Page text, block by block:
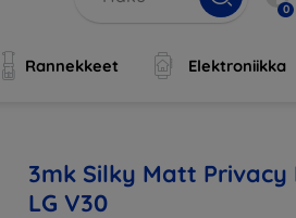
0
Rannekkeet Elektroniikka
3mk Silky Matt
LG V30